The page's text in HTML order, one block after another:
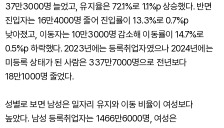
37만3000명 늘었고, 유지율은 72.1%로 1.1%p 상승했다. 반면
진입자는 16만4000명 줄어 진입률이 13.3%로 0.7%p
낮아졌고, 이동자는 10만3000명 감소해 이동률이 14.7%로
0.5%p 하락했다. 2023년에는 등록취업자였으나 2024년에는
미등록 상태가 된 사람은 337만7000명으로 전년보다
18만1000명 줄었다.
성별로 보면 남성은 일자리 유지와 이동 비율이 여성보다
높았다. 남성 등록취업자는 1466만6000명, 여성은